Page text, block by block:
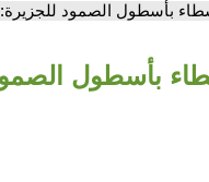
بأسطول الصمود للجزيرة:
بأسطول